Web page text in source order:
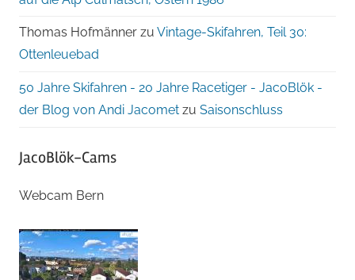
Thomas Hofmänner zu Vintage-Skifahren, Teil 30:
Ottenleuebad
50 Jahre Skifahren - 20 Jahre Racetiger - JacoBlök -
der Blog von Andi Jacomet zu Saisonschluss
JacoBlök-Cams
Webcam Bern